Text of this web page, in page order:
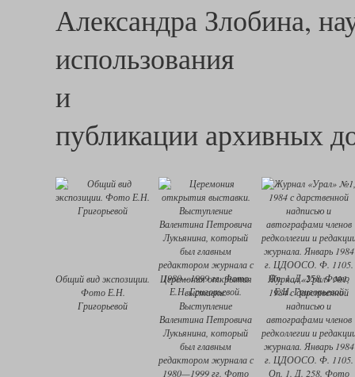
Александра Злобина,
использования
публикации архивных
Общий вид экспозиции.
Фото Е.Н.
Григорьевой
Церемония открытия
выставки.
Выступление
Валентина Петровича
Лукьянина, который
был главным
редактором журнала с
1980—1999 гг. Фото
Журнал «Урал» №1,
1984 с дарственной
надписью и
автографами членов
редколлегии и
журнала. Январь 1984
г. ЦДООСО. Ф. 1105.
Оп. 1. Д. 258. Фото